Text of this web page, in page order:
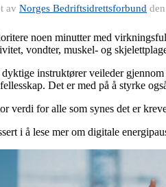
av Norges Bedriftsidrettsforbund den
noen minutter med
vondter, muskel- og
instruktører veileder
Det er med på å styrke
verdi for alle som synes det er
i å lese mer om digitale